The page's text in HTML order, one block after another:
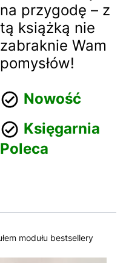
na przygodę – z
tą książką nie
zabraknie Wam
pomysłów!
Nowość
Księgarnia
Poleca
modułu bestsellery